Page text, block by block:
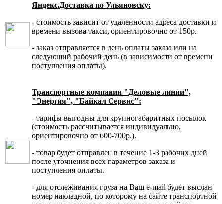
Яндекс.Доставка по Ульяновску:
- стоимость зависит от удаленности адреса доставки и
времени вызова такси, ориентировочно от 150р.
- заказ отправляется в день оплаты заказа или на
следующий рабочий день (в зависимости от времени
поступления оплаты).
Транспортные компании "Деловые линии",
"Энергия", "Байкал Сервис":
- тарифы выгодны для крупногабаритных посылок
(стоимость рассчитывается индивидуально,
ориентировочно от 600-700р.).
- товар будет отправлен в течение 1-3 рабочих дней
после уточнения всех параметров заказа и
поступления оплаты.
- для отслеживания груза на Ваш e-mail будет выслан
номер накладной, по которому на сайте транспортной